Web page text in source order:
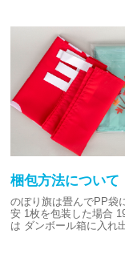
梱包方法について
のぼり旗は畳んでPP袋
安 1枚を包装した場合
は ダンボール箱に入れ